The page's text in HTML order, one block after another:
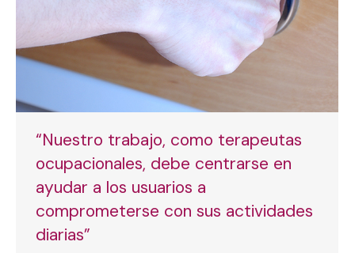
“Nuestro trabajo, como terapeutas
ocupacionales, debe centrarse en
ayudar a los usuarios a
comprometerse con sus actividades
diarias”